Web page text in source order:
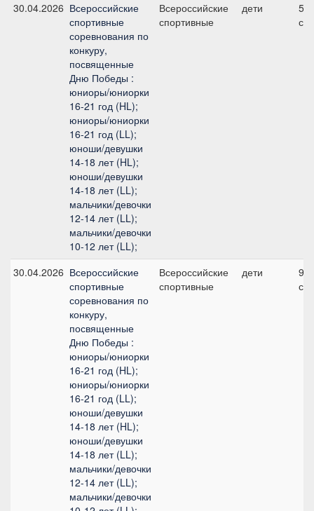
30.04.2026 Всероссийские
спортивные
соревнования по
конкуру,
посвященные
Дню Победы :
юниоры/юниорки
16-21 год (HL);
юниоры/юниорки
16-21 год (LL);
юноши/девушки
14-18 лет (HL);
юноши/девушки
14-18 лет (LL);
мальчики/девочки
12-14 лет (LL);
мальчики/девочки
10-12 лет (LL);
Всероссийские
спортивные
дети
5,
см
30.04.2026 Всероссийские
спортивные
соревнования по
конкуру,
посвященные
Дню Победы :
юниоры/юниорки
16-21 год (HL);
юниоры/юниорки
16-21 год (LL);
юноши/девушки
14-18 лет (HL);
юноши/девушки
14-18 лет (LL);
мальчики/девочки
12-14 лет (LL);
мальчики/девочки
Всероссийские
спортивные
дети
9,
см